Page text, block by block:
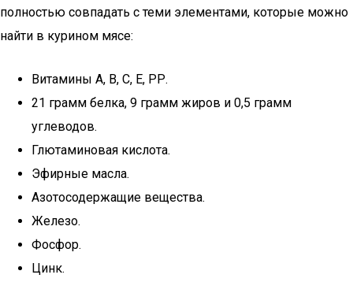
полностью совпадать с теми элементами, которые можно
найти в курином мясе:
Витамины А, В, С, Е, РР.
21 грамм белка, 9 грамм жиров и 0,5 грамм
углеводов.
Глютаминовая кислота.
Эфирные масла.
Азотосодержащие вещества.
Железо.
Фосфор.
Цинк.